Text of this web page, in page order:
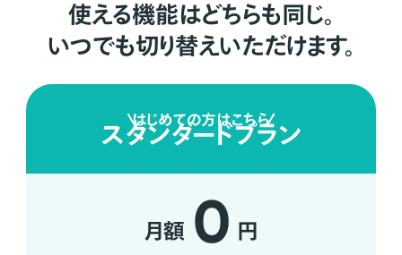
使える機能はどちらも同じ。
いつでも切り替えいただけます。
はじめての方はこちら
スタンダードプラン
月額 0 円